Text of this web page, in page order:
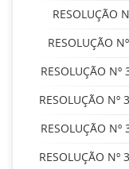
RESOLUÇÃO
RESOLUÇÃO
RESOLUÇÃO Nº
RESOLUÇÃO Nº
RESOLUÇÃO Nº
RESOLUÇÃO Nº